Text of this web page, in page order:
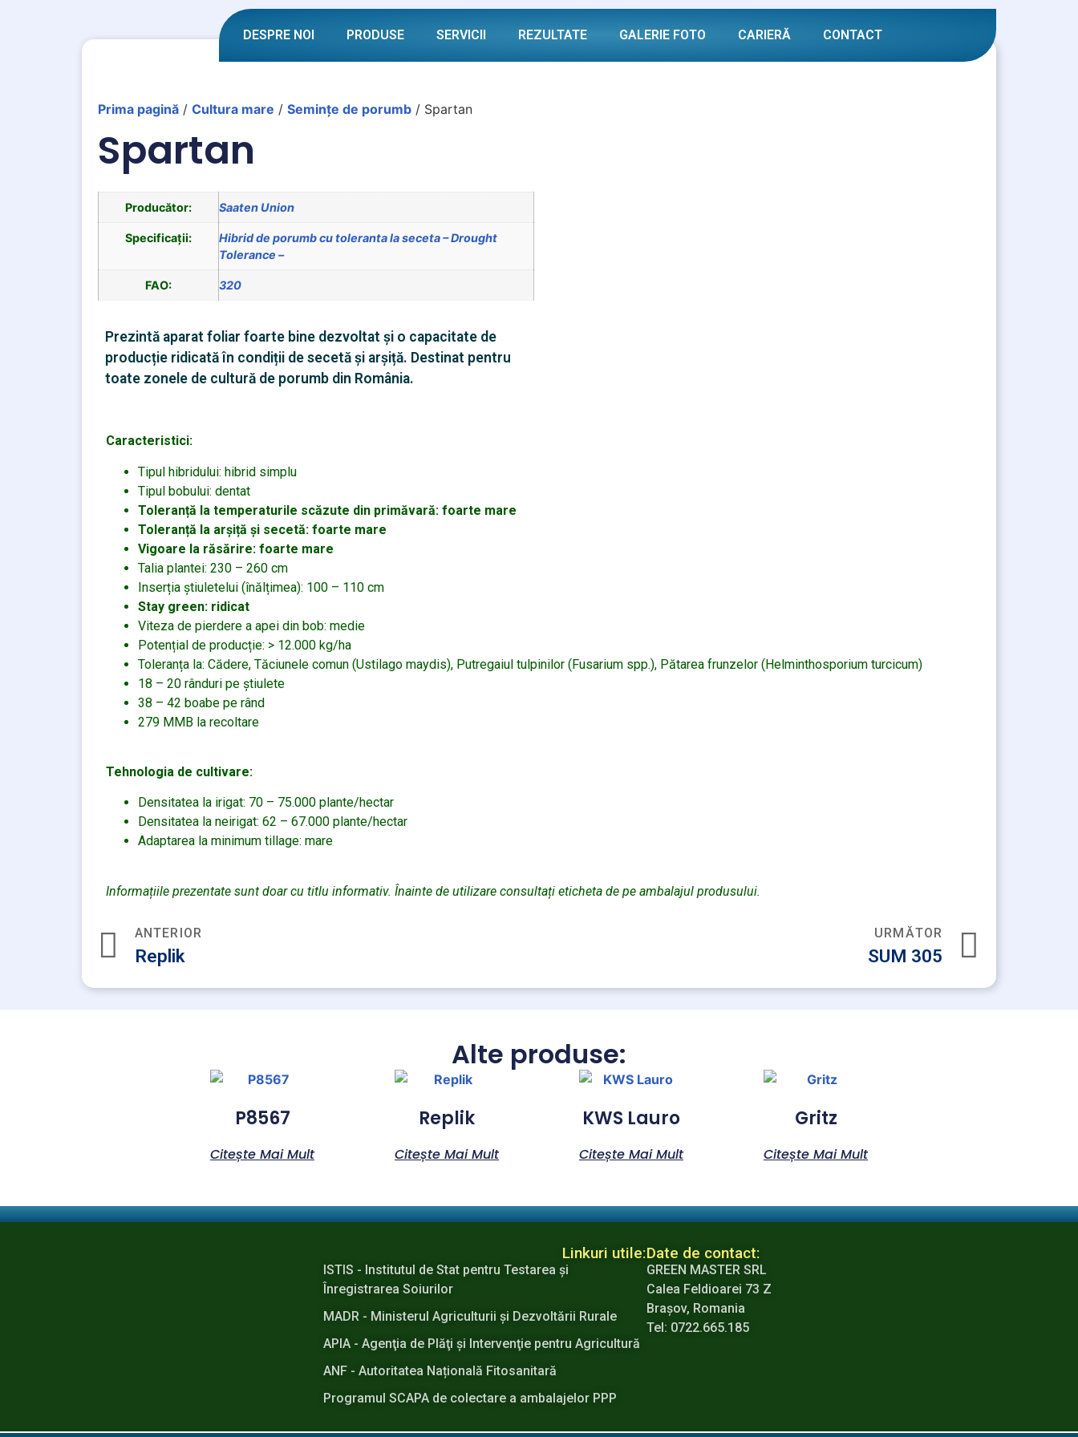
DESPRE NOI PRODUSE SERVICII REZULTATE GALERIE FOTO CARIERĂ CONTACT
Prima pagină / Cultura mare / Semințe de porumb / Spartan
Spartan
Producător: Saaten Union
Specificații:
Hibrid de porumb cu toleranta la seceta – Drought
Tolerance –
FAO: 320
Prezintă aparat foliar foarte bine dezvoltat și o capacitate de
producție ridicată în condiții de secetă și arșiță. Destinat pentru
toate zonele de cultură de porumb din România.
Caracteristici:
Tipul hibridului: hibrid simplu
Tipul bobului: dentat
Toleranță la temperaturile scăzute din primăvară: foarte mare
Toleranță la arșiță și secetă: foarte mare
Vigoare la răsărire: foarte mare
Talia plantei: 230 – 260 cm
Inserția știuletelui (înălțimea): 100 – 110 cm
Stay green: ridicat
Viteza de pierdere a apei din bob: medie
Potențial de producție: > 12.000 kg/ha
Toleranța la: Cădere, Tăciunele comun (Ustilago maydis), Putregaiul tulpinilor (Fusarium spp.), Pătarea frunzelor (Helminthosporium turcicum)
18 – 20 rânduri pe știulete
38 – 42 boabe pe rând
279 MMB la recoltare
Tehnologia de cultivare:
Densitatea la irigat: 70 – 75.000 plante/hectar
Densitatea la neirigat: 62 – 67.000 plante/hectar
Adaptarea la minimum tillage: mare
Informațiile prezentate sunt doar cu titlu informativ. Înainte de utilizare consultați eticheta de pe ambalajul produsului.
ANTERIOR
Replik
URMĂTOR
SUM 305
Alte produse:
P8567
Citește Mai Mult
Replik
Citește Mai Mult
KWS Lauro
Citește Mai Mult
Gritz
Citește Mai Mult
Linkuri utile:
ISTIS - Institutul de Stat pentru Testarea şi
Înregistrarea Soiurilor
MADR - Ministerul Agriculturii şi Dezvoltării Rurale
APIA - Agenţia de Plăţi şi Intervenţie pentru Agricultură
ANF - Autoritatea Națională Fitosanitară
Programul SCAPA de colectare a ambalajelor PPP
Date de contact:
GREEN MASTER SRL
Calea Feldioarei 73 Z
Brașov, Romania
Tel: 0722.665.185